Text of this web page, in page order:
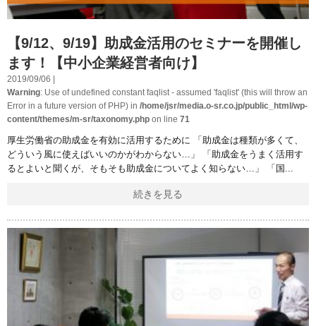
【9/12、9/19】助成金活用のセミナーを開催し
ます！【中小企業経営者向け】
2019/09/06 |
Warning: Use of undefined constant faqlist - assumed 'faqlist' (this will throw an
Error in a future version of PHP) in /home/jsr/media.o-sr.co.jp/public_html/wp-
content/themes/m-sr/taxonomy.php on line 71
厚生労働省の助成金を有効に活用するために 「助成金は種類が多くて、
どういう風に使えばいいのかがわからない…」 「助成金をうまく活用す
るとよいと聞くが、そもそも助成金についてよく知らない…」 「国
続きを見る